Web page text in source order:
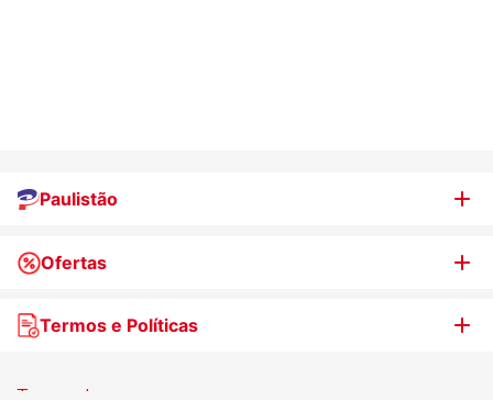
Paulistão
Quem somos
Nossas lojas
Ofertas
WhatsApp de Ofertas
Termos e Políticas
Termos de uso